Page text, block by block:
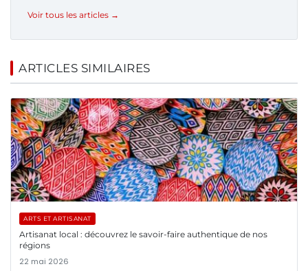
Voir tous les articles →
ARTICLES SIMILAIRES
ARTS ET ARTISANAT
Artisanat local : découvrez le savoir-faire authentique de nos
régions
22 mai 2026